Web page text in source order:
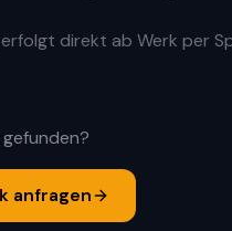
direkt ab Werk per
anfragen